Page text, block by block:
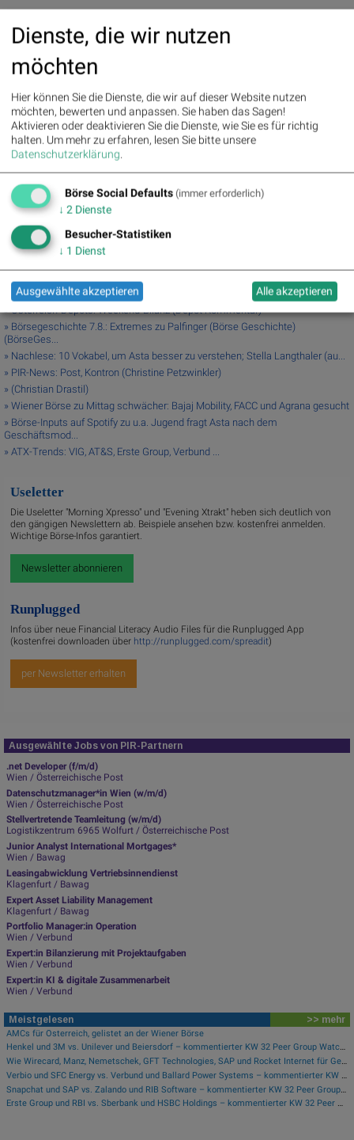
Random Partner
Als internationale Börsenorganisation und innovativer
Marktinfrastrukturanbieter sorgt die Deutsche Börse Group für
faire, transparente, verlässliche und stabile Kapitalmärkte. Mit
ihren Produkten, Dienstleistungen und Technologien schafft
sie Sicherheit und Effizienz für eine zukunftsfähige
Wirtschaft.
>> Besuchen Sie 55 weitere Partner aufboerse-social.com/partner
Latest Blogs
» Wiener Börse Party #1216: ATX schwächer, Bajaj Mobility weiter stark, ne...
» Österreich-Depots: Weekend-Bilanz (Depot Kommentar)
» Börsegeschichte 7.8.: Extremes zu Palfinger (Börse Geschichte)
(BörseGes...
» Nachlese: 10 Vokabel, um Asta besser zu verstehen; Stella Langthaler (au...
» PIR-News: Post, Kontron (Christine Petzwinkler)
» (Christian Drastil)
» Wiener Börse zu Mittag schwächer: Bajaj Mobility, FACC und Agrana gesucht
» Börse-Inputs auf Spotify zu u.a. Jugend fragt Asta nach dem
Geschäftsmod...
» ATX-Trends: VIG, AT&S, Erste Group, Verbund ...
Useletter
Die Useletter "Morning Xpresso" und "Evening Xtrakt" heben sich deutlich von
den gängigen Newslettern ab. Beispiele ansehen bzw. kostenfrei anmelden.
Wichtige Börse-Infos garantiert.
Newsletter abonnieren
Runplugged
Infos über neue Financial Literacy Audio Files für die Runplugged App
(kostenfrei downloaden über http://runplugged.com/spreadit)
per Newsletter erhalten
Ausgewählte Jobs von PIR-Partnern
.net Developer (f/m/d)
Wien / Österreichische Post
Datenschutzmanager*in Wien (w/m/d)
Wien / Österreichische Post
Stellvertretende Teamleitung (w/m/d)
Logistikzentrum 6965 Wolfurt / Österreichische Post
Junior Analyst International Mortgages*
Wien / Bawag
Leasingabwicklung Vertriebsinnendienst
Klagenfurt / Bawag
Expert Asset Liability Management
Klagenfurt / Bawag
Portfolio Manager:in Operation
Wien / Verbund
Expert:in Bilanzierung mit Projektaufgaben
Wien / Verbund
Expert:in KI & digitale Zusammenarbeit
Wien / Verbund
Meistgelesen >> mehr
AMCs für Österreich, gelistet an der Wiener Börse
Henkel und 3M vs. Unilever und Beiersdorf – kommentierter KW 32 Peer Group Watch Konsumgüter
Wie Wirecard, Manz, Nemetschek, GFT Technologies, SAP und Rocket Internet für Gesprächsstoff sorgten
Verbio und SFC Energy vs. Verbund und Ballard Power Systems – kommentierter KW 32 Peer Group Watch Energie
Snapchat und SAP vs. Zalando und RIB Software – kommentierter KW 32 Peer Group Watch Computer, Software & Internet
Erste Group und RBI vs. Sberbank und HSBC Holdings – kommentierter KW 32 Peer Group Watch Banken
Dienste, die wir nutzen
möchten
Hier können Sie die Dienste, die wir auf dieser Website nutzen
möchten, bewerten und anpassen. Sie haben das Sagen!
Aktivieren oder deaktivieren Sie die Dienste, wie Sie es für richtig
halten. Um mehr zu erfahren, lesen Sie bitte unsere
Datenschutzerklärung.
Börse Social Defaults (immer erforderlich)
↓ 2 Dienste
Besucher-Statistiken
↓ 1 Dienst
Ausgewählte akzeptieren Alle akzeptieren